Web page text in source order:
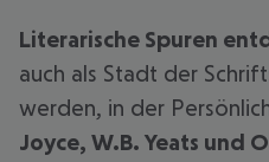
Literarische Spuren
auch als Stadt der
werden, in der
Joyce, W.B. Yeats und